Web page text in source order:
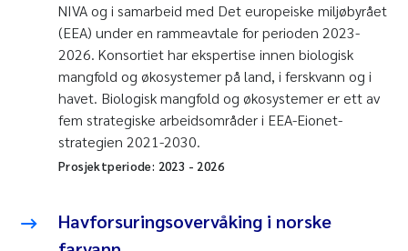
NIVA og i samarbeid med Det europeiske miljøbyrået
(EEA) under en rammeavtale for perioden 2023-
2026. Konsortiet har ekspertise innen biologisk
mangfold og økosystemer på land, i ferskvann og i
havet. Biologisk mangfold og økosystemer er ett av
fem strategiske arbeidsområder i EEA-Eionet-
strategien 2021-2030.
Prosjektperiode: 2023 - 2026
Havforsuringsovervåking i norske